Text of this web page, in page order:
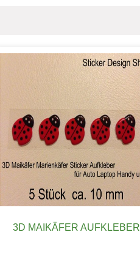
3D MAIKÄFER AUFKLEBER